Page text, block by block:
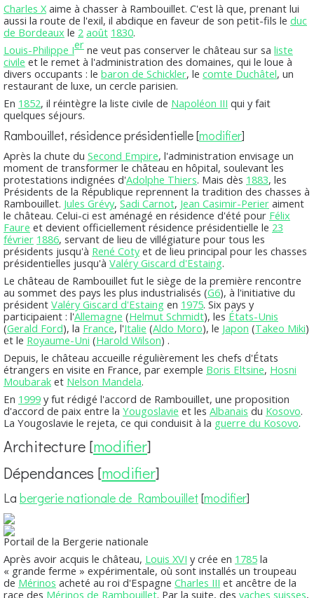
Charles X aime à chasser à Rambouillet. C'est là que, prenant lui
aussi la route de l'exil, il abdique en faveur de son petit-fils le duc
de Bordeaux le 2 août 1830.
Louis-Philippe Ier ne veut pas conserver le château sur sa liste
civile et le remet à l'administration des domaines, qui le loue à
divers occupants : le baron de Schickler, le comte Duchâtel, un
restaurant de luxe, un cercle parisien.
En 1852, il réintègre la liste civile de Napoléon III qui y fait
quelques séjours.
Rambouillet, résidence présidentielle[modifier]
Après la chute du Second Empire, l'administration envisage un
moment de transformer le château en hôpital, soulevant les
protestations indignées d'Adolphe Thiers. Mais dès 1883, les
Présidents de la République reprennent la tradition des chasses à
Rambouillet. Jules Grévy, Sadi Carnot, Jean Casimir-Perier aiment
le château. Celui-ci est aménagé en résidence d'été pour Félix
Faure et devient officiellement résidence présidentielle le 23
février 1886, servant de lieu de villégiature pour tous les
présidents jusqu'à René Cotyet de lieu principal pour les chasses
présidentielles jusqu'à Valéry Giscard d'Estaing.
Le château de Rambouillet fut le siège de la première rencontre
au sommet des pays les plus industrialisés (G6), à l'initiative du
président Valéry Giscard d'Estaing en 1975. Six pays y
participaient : l'Allemagne (Helmut Schmidt), les États-Unis
(Gerald Ford), la France, l'Italie (Aldo Moro), le Japon (Takeo Miki)
et le Royaume-Uni (Harold Wilson) .
Depuis, le château accueille régulièrement les chefs d'États
étrangers en visite en France, par exemple Boris Eltsine, Hosni
Moubarak et Nelson Mandela.
En 1999 y fut rédigé l'accord de Rambouillet, une proposition
d'accord de paix entre la Yougoslavie et les Albanais du Kosovo.
La Yougoslavie le rejeta, ce qui conduisit à la guerre du Kosovo.
Architecture [modifier]
Dépendances [modifier]
La bergerie nationale de Rambouillet [modifier]
Portail de la Bergerie nationale
Après avoir acquis le château, Louis XVI y crée en 1785 la
« grande ferme » expérimentale, où sont installés un troupeau
deMérinos acheté au roi d'Espagne Charles III et ancêtre de la
race des Mérinos de Rambouillet. Par la suite, des vaches suisses,